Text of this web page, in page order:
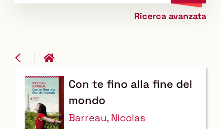
Ricerca avanzata
Dettaglio
del
Con te fino alla fine del
mondo
Barreau, Nicolas